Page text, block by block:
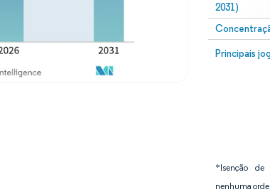
2031)
Principais
*Isenção de
nenhuma
Imagem ©